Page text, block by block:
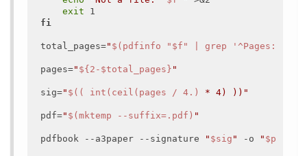
exit
fi
total_pages=" $(pdfinfo "$f" | grep '^Pages:' |
pages=" ${2-$total_pages} "
sig=" $(( int(ceil(pages / 4.) * 4) ))"
pdf=" $(mktemp --suffix=.pdf) "
pdfbook --a3paper --signature " $sig " -o " $pdf